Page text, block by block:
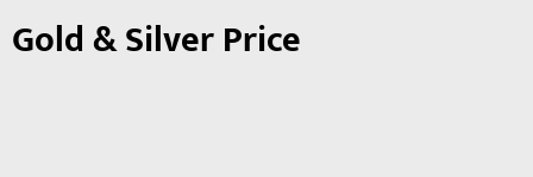
Gold & Silver Price